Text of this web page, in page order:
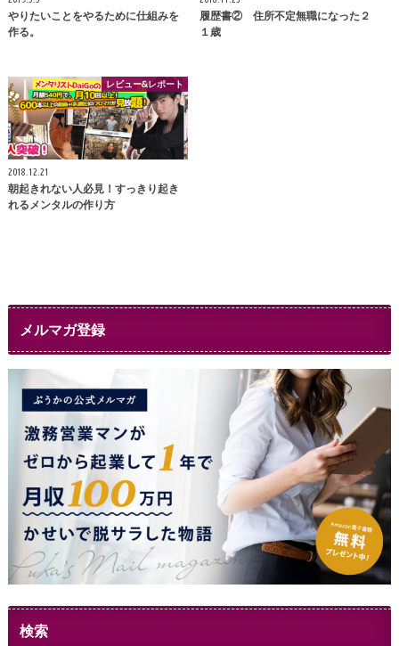
やりたいことをやるために仕組みを
作る。
履歴書② 住所不定無職になった２
１歳
レビュー&レポート
2018.12.21
朝起きれない人必見！すっきり起き
れるメンタルの作り方
メルマガ登録
検索